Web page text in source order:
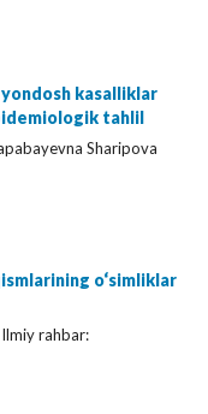
kasalliklar
tahlil
Sharipova
o‘simliklar
rahbar: